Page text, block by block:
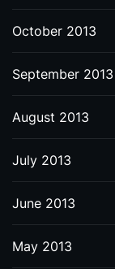
October 2013
September 2013
August 2013
July 2013
June 2013
May 2013